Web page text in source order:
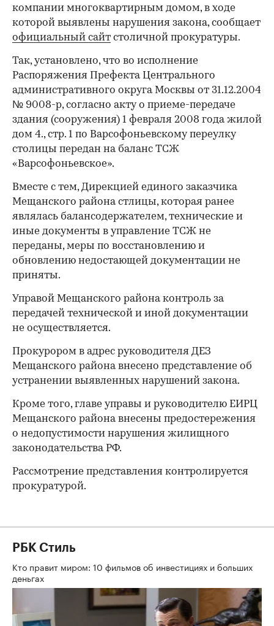
компании многоквартирным домом, в ходе
которой выявлены нарушения закона, сообщает
официальный сайт столичной прокуратуры.
Так, установлено, что во исполнение
Распоряжения Префекта Центрального
административного округа Москвы от 31.12.2004
№ 9008-р, согласно акту о приеме-передаче
здания (сооружения) 1 февраля 2008 года жилой
дом 4., стр. 1 по Варсофоньевскому переулку
столицы передан на баланс ТСЖ
«Варсофоньевское».
Вместе с тем, Дирекцией единого заказчика
Мещанского района стлицы, которая ранее
являлась балансодержателем, технические и
иные документы в управление ТСЖ не
переданы, меры по восстановлению и
обновлению недостающей документации не
приняты.
Управой Мещанского района контроль за
передачей технической и иной документации
не осуществляется.
Прокурором в адрес руководителя ДЕЗ
Мещанского района внесено представление об
устранении выявленных нарушений закона.
Кроме того, главе управы и руководителю ЕИРЦ
Мещанского района внесены предостережения
о недопустимости нарушения жилищного
законодательства РФ.
Рассмотрение представления контролируется
прокуратурой.
РБК Стиль
Кто правит миром: 10 фильмов об инвестициях и больших
деньгах